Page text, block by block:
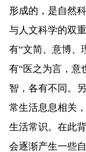
形成的，是自然
与人文科学的双
有“文简、意博、
有“医之为言，意
智，各有不同。
常生活息息相关
生活常识。在此
会逐渐产生一些